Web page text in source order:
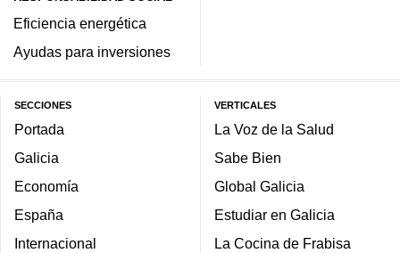
Eficiencia energética
Ayudas para inversiones
SECCIONES
Portada
Galicia
Economía
España
Internacional
VERTICALES
La Voz de la Salud
Sabe Bien
Global Galicia
Estudiar en Galicia
La Cocina de Frabisa